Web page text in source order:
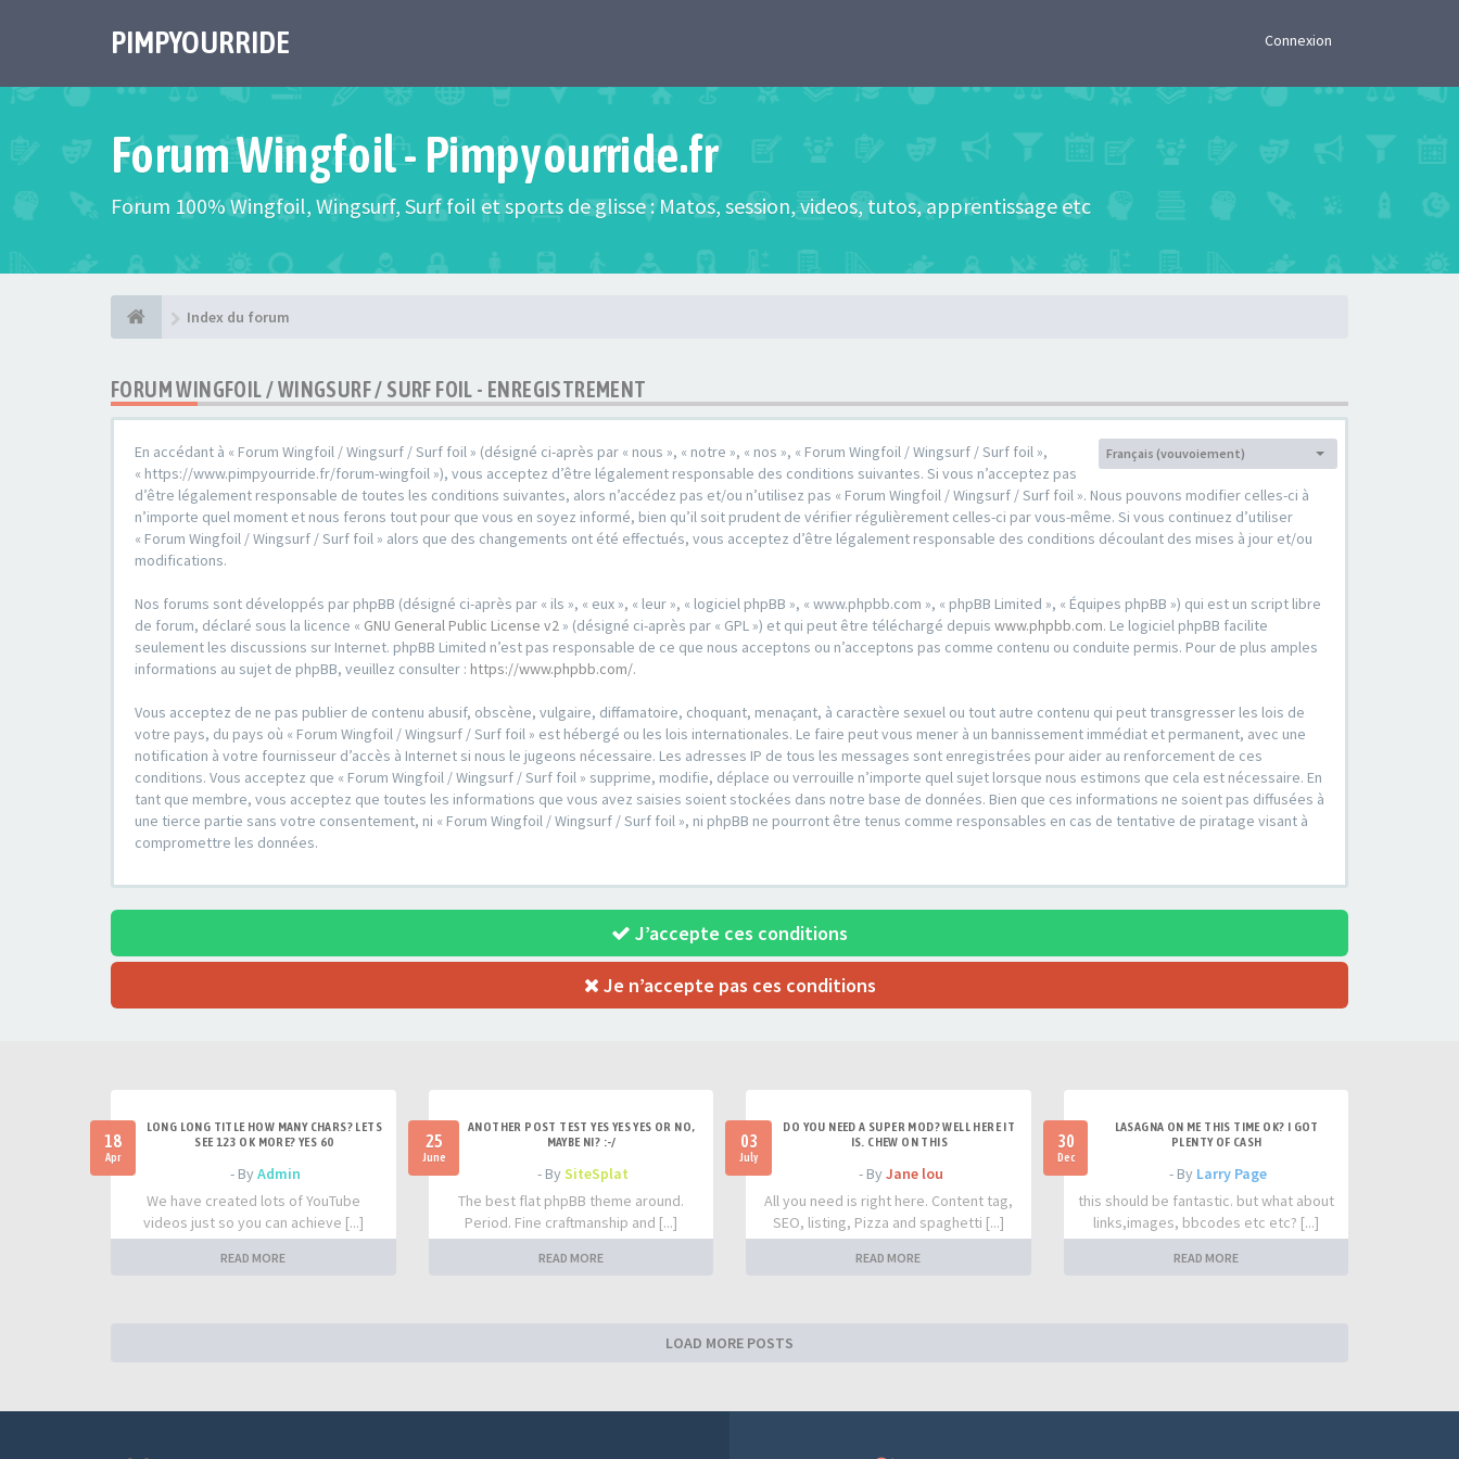
PIMPYOURRIDE Connexion
Forum Wingfoil - Pimpyourride.fr
Forum 100% Wingfoil, Wingsurf, Surf foil et sports de glisse : Matos, session, videos, tutos, apprentissage etc
Index du forum
FORUM WINGFOIL / WINGSURF / SURF FOIL - ENREGISTREMENT
Langue :
Français (vouvoiement)
En accédant à « Forum Wingfoil / Wingsurf / Surf foil » (désigné ci-après par « nous », « notre », « nos », « Forum Wingfoil / Wingsurf / Surf foil »,
« https://www.pimpyourride.fr/forum-wingfoil »), vous acceptez d’être légalement responsable des conditions suivantes. Si vous n’acceptez pas
d’être légalement responsable de toutes les conditions suivantes, alors n’accédez pas et/ou n’utilisez pas « Forum Wingfoil / Wingsurf / Surf foil ». Nous pouvons modifier celles-ci à
n’importe quel moment et nous ferons tout pour que vous en soyez informé, bien qu’il soit prudent de vérifier régulièrement celles-ci par vous-même. Si vous continuez d’utiliser
« Forum Wingfoil / Wingsurf / Surf foil » alors que des changements ont été effectués, vous acceptez d’être légalement responsable des conditions découlant des mises à jour et/ou
modifications.
Nos forums sont développés par phpBB (désigné ci-après par « ils », « eux », « leur », « logiciel phpBB », « www.phpbb.com », « phpBB Limited », « Équipes phpBB ») qui est un script libre
de forum, déclaré sous la licence « GNU General Public License v2 » (désigné ci-après par « GPL ») et qui peut être téléchargé depuis www.phpbb.com. Le logiciel phpBB facilite
seulement les discussions sur Internet. phpBB Limited n’est pas responsable de ce que nous acceptons ou n’acceptons pas comme contenu ou conduite permis. Pour de plus amples
informations au sujet de phpBB, veuillez consulter : https://www.phpbb.com/.
Vous acceptez de ne pas publier de contenu abusif, obscène, vulgaire, diffamatoire, choquant, menaçant, à caractère sexuel ou tout autre contenu qui peut transgresser les lois de
votre pays, du pays où « Forum Wingfoil / Wingsurf / Surf foil » est hébergé ou les lois internationales. Le faire peut vous mener à un bannissement immédiat et permanent, avec une
notification à votre fournisseur d’accès à Internet si nous le jugeons nécessaire. Les adresses IP de tous les messages sont enregistrées pour aider au renforcement de ces
conditions. Vous acceptez que « Forum Wingfoil / Wingsurf / Surf foil » supprime, modifie, déplace ou verrouille n’importe quel sujet lorsque nous estimons que cela est nécessaire. En
tant que membre, vous acceptez que toutes les informations que vous avez saisies soient stockées dans notre base de données. Bien que ces informations ne soient pas diffusées à
une tierce partie sans votre consentement, ni « Forum Wingfoil / Wingsurf / Surf foil », ni phpBB ne pourront être tenus comme responsables en cas de tentative de piratage visant à
compromettre les données.
J’accepte ces conditions
Je n’accepte pas ces conditions
18
Apr
LONG LONG TITLE HOW MANY CHARS? LETS
SEE 123 OK MORE? YES 60
- ByAdmin
We have created lots of YouTube
videos just so you can achieve [...]
READ MORE
25
June
ANOTHER POST TEST YES YES YES OR NO,
MAYBE NI? :-/
- BySiteSplat
The best flat phpBB theme around.
Period. Fine craftmanship and [...]
READ MORE
03
July
DO YOU NEED A SUPER MOD? WELL HERE IT
IS. CHEW ON THIS
- By Jane lou
All you need is right here. Content tag,
SEO, listing, Pizza and spaghetti [...]
READ MORE
30
Dec
LASAGNA ON ME THIS TIME OK? I GOT
PLENTY OF CASH
- By Larry Page
this should be fantastic. but what about
links,images, bbcodes etc etc? [...]
READ MORE
LOAD MORE POSTS